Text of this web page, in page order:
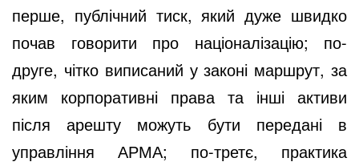
перше, публічний тиск, який дуже швидко
почав говорити про націоналізацію; по-
друге, чітко виписаний у законі маршрут, за
яким корпоративні права та інші активи
після арешту можуть бути передані в
управління АРМА; по-третє, практика